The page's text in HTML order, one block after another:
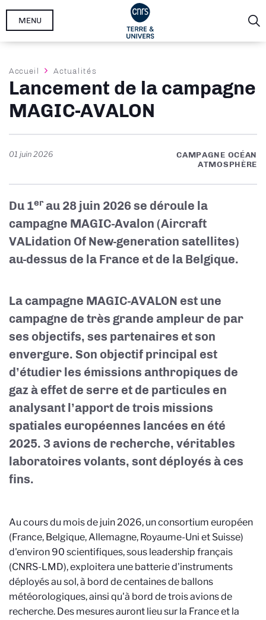
Aller
MENU
Fil
d'Ariane
Accueil Actualités
Lancement de la campagne
MAGIC-AVALON
01 juin 2026
CAMPAGNE OCÉAN
ATMOSPHÈRE
Du 1erau 28 juin 2026 se déroule la
campagne MAGIC-Avalon (Aircraft
VALidation Of New-generation satellites)
au-dessus de la France et de la Belgique.
La campagne MAGIC-AVALON est une
campagne de très grande ampleur de par
ses objectifs, ses partenaires et son
envergure. Son objectif principal est
d’étudier les émissions anthropiques de
gaz à effet de serre et de particules en
analysant l’apport de trois missions
spatiales européennes lancées en été
2025. 3 avions de recherche, véritables
laboratoires volants, sont déployés à ces
fins.
Au cours du mois de juin 2026, un consortium européen
(France, Belgique, Allemagne, Royaume-Uni et Suisse)
d'environ 90 scientifiques, sous leadership français
(CNRS-LMD), exploitera une batterie d'instruments
déployés au sol, à bord de centaines de ballons
météorologiques, ainsi qu'à bord de trois avions de
recherche. Des mesures auront lieu sur la France et la